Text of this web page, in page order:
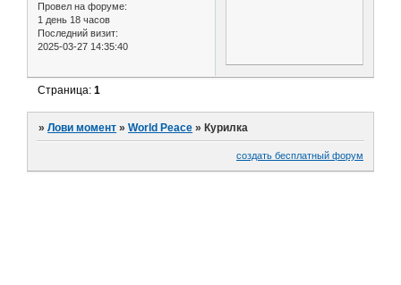
Провел на форуме:
1 день 18 часов
Последний визит:
2025-03-27 14:35:40
Страница:1
»Лови момент »World Peace »Курилка
создать бесплатный форум